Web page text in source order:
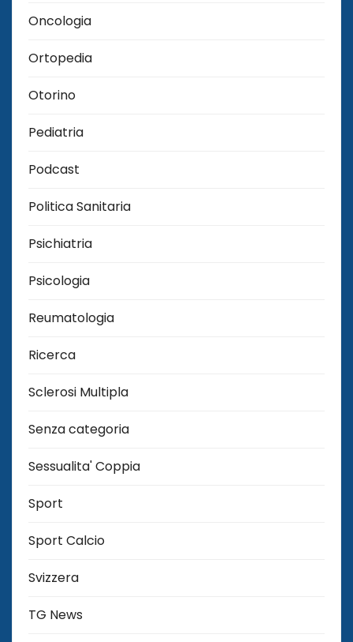
Oncologia
Ortopedia
Otorino
Pediatria
Podcast
Politica Sanitaria
Psichiatria
Psicologia
Reumatologia
Ricerca
Sclerosi Multipla
Senza categoria
Sessualita' Coppia
Sport
Sport Calcio
Svizzera
TG News